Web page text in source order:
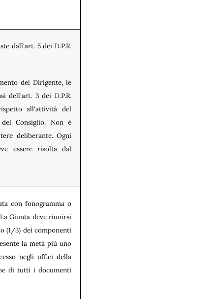
dall'art. 5 dei D.P.R.
del Dirigente, le
dell'art. 3 dei D.P.R.
all'attività del
Consiglio. Non è
deliberante. Ogni
essere risolta dal
con fonogramma o
Giunta deve riunirsi
(1/3) dei componenti
la metà più uno
negli uffici della
di tutti i documenti